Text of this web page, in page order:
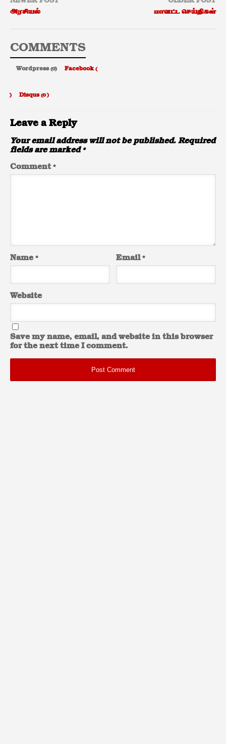
அரசியல் மாவட்ட செய்திகள்
COMMENTS
Wordpress (0) Facebook (
) Disqus (0)
Leave a Reply
Your email address will not be published. Required
fields are marked *
Comment*
Name* Email*
Website
Save my name, email, and website in this browser
for the next time I comment.